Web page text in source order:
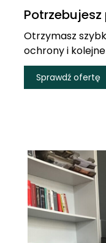
Otrzymasz
ochrony i
Sprawdź ofertę